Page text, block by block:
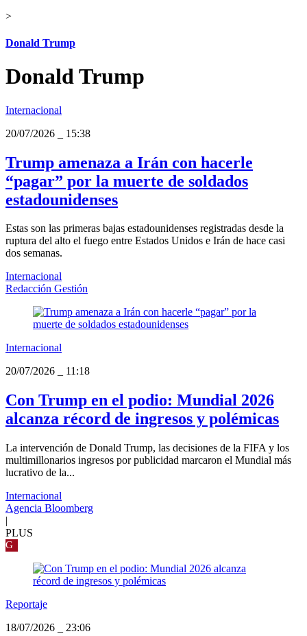
>
Donald Trump
Donald Trump
Internacional
20/07/2026
15:38
Trump amenaza a Irán con hacerle
“pagar” por la muerte de soldados
estadounidenses
Estas son las primeras bajas estadounidenses registradas desde la
ruptura del alto el fuego entre Estados Unidos e Irán de hace casi
dos semanas.
Internacional
Redacción Gestión
Internacional
20/07/2026
11:18
Con Trump en el podio: Mundial 2026
alcanza récord de ingresos y polémicas
La intervención de Donald Trump, las decisiones de la FIFA y los
multimillonarios ingresos por publicidad marcaron el Mundial más
lucrativo de la...
Internacional
Agencia Bloomberg
|
PLUS
G
Reportaje
18/07/2026
23:06